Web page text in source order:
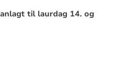
til laurdag 14. og